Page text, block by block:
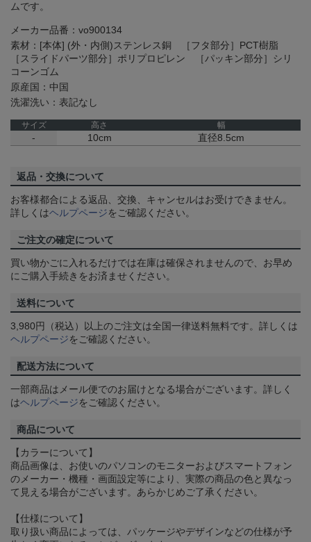
ムです。
メーカー品番：vo900134
素材：[本体] (外・内側)ステンレス銅 ［フタ部分］PCT樹脂
［スライドパーツ部分］ポリプロピレン ［パッキン部分］シリ
コーンゴム
原産国：中国
洗濯洗い：表記なし
サイズ 高さ 幅
- 10cm 直径8.5cm
返品・交換について
お客様都合による返品、交換、キャンセルはお受けできません。
詳しくはヘルプページをご確認ください。
ご注文の確定について
買い物かごに入れるだけでは在庫は確保されませんので、お早め
にご購入手続きをお済ませください。
送料について
3,980円（税込）以上のご注文は全国一律送料無料です。詳しくは
ヘルプページをご確認ください。
配送方法について
一部商品はメール便でのお届けとなる場合がございます。詳しく
はヘルプページをご確認ください。
商品について
【カラーについて】
商品画像は、お使いのパソコンのモニターおよびスマートフォン
のメーカー・機種・画面設定等により、実際の商品の色と異なっ
て見える場合がございます。あらかじめご了承ください。
【仕様について】
取り扱い商品によっては、パッケージやデザインなどの仕様が予